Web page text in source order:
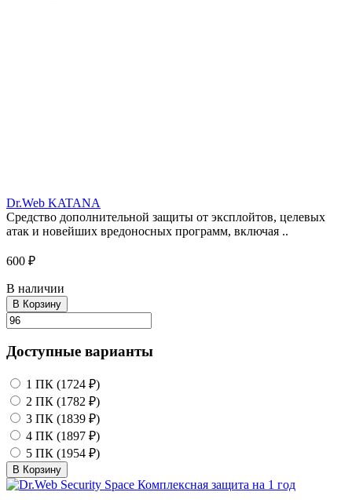
Dr.Web KATANA
Средство дополнительной защиты от эксплойтов, целевых
атак и новейших вредоносных программ, включая ..
600 ₽
В наличии
В Корзину
Доступные варианты
1 ПК (1724 ₽)
2 ПК (1782 ₽)
3 ПК (1839 ₽)
4 ПК (1897 ₽)
5 ПК (1954 ₽)
В Корзину